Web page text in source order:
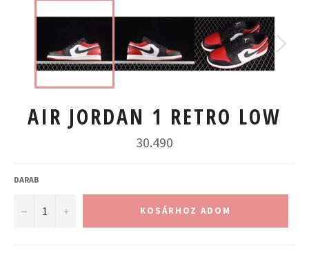
AIR JORDAN 1 RETRO LOW
Normál
ár
30.490
DARAB
− + KOSÁRHOZ ADOM